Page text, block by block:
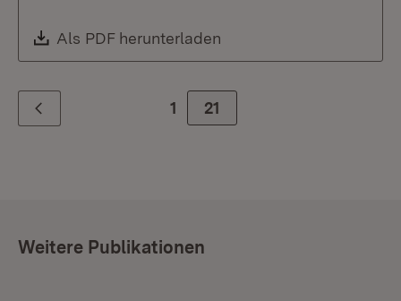
Download:
Als PDF herunterladen
Zurück 1 Zur Seite
21
Weitere Publikationen